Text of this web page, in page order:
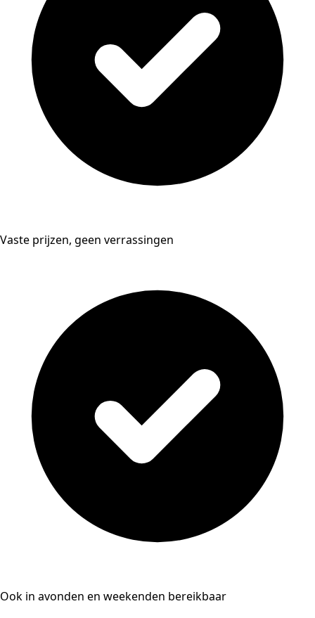
Vaste prijzen, geen verrassingen
Ook in avonden en weekenden bereikbaar